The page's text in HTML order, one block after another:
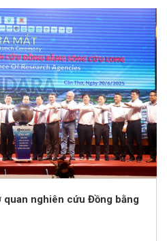
quan nghiên cứu Đồng bằng